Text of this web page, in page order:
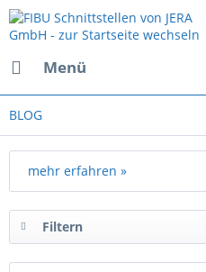
Menü
BLOG
mehr erfahren »
Filtern